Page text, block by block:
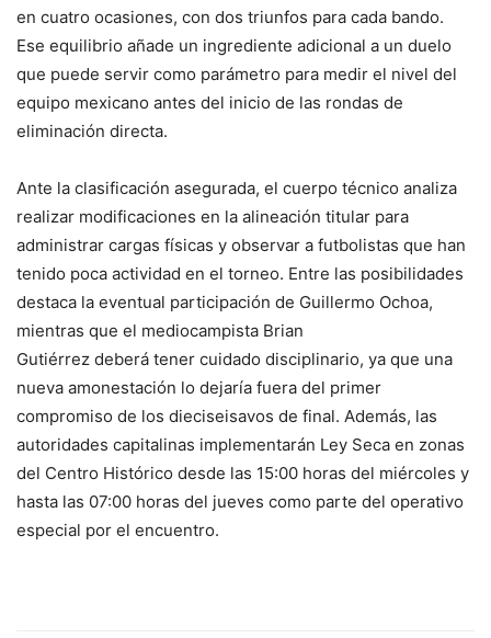
en cuatro ocasiones, con dos triunfos para cada bando.
Ese equilibrio añade un ingrediente adicional a un duelo
que puede servir como parámetro para medir el nivel del
equipo mexicano antes del inicio de las rondas de
eliminación directa.
Ante la clasificación asegurada, el cuerpo técnico analiza
realizar modificaciones en la alineación titular para
administrar cargas físicas y observar a futbolistas que han
tenido poca actividad en el torneo. Entre las posibilidades
destaca la eventual participación de Guillermo Ochoa,
mientras que el mediocampista Brian
Gutiérrez deberá tener cuidado disciplinario, ya que una
nueva amonestación lo dejaría fuera del primer
compromiso de los dieciseisavos de final. Además, las
autoridades capitalinas implementarán Ley Seca en zonas
del Centro Histórico desde las 15:00 horas del miércoles y
hasta las 07:00 horas del jueves como parte del operativo
especial por el encuentro.